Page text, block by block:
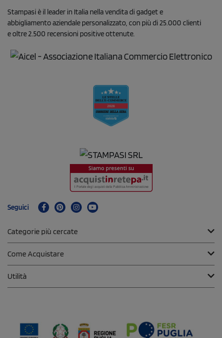
Stampasi è il leader in Italia nella vendita di gadget e
abbigliamento aziendale personalizzato, con più di 25.000 clienti
e oltre 2.500 recensioni positive ottenute.
Seguici
Categorie più cercate
Come Acquistare
Utilità